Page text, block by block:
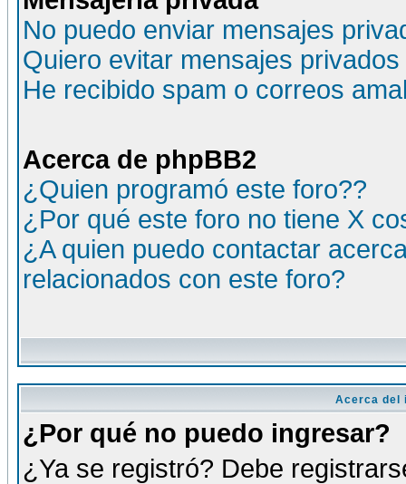
No puedo enviar mensajes
Quiero evitar mensajes
He recibido spam o correos
Acerca de phpBB2
¿Quien programó este foro??
¿Por qué este foro no tiene X
¿A quien puedo contactar
relacionados con este foro?
Acerca del
¿Por qué no puedo ingresar?
¿Ya se registró? Debe